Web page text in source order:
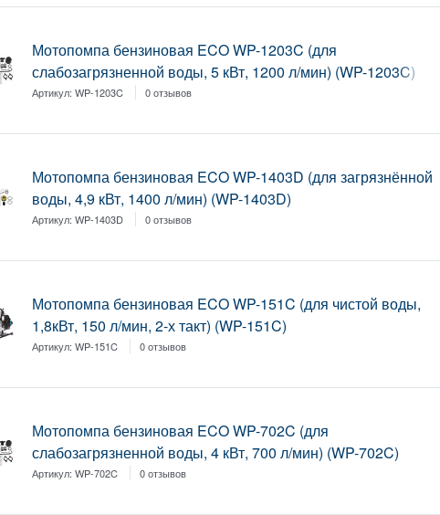
Мотопомпа бензиновая ECO WP-1203C (для
слабозагрязненной воды, 5 кВт, 1200 л/мин) (WP-1203C)
Артикул:WP-1203C 0 отзывов
Мотопомпа бензиновая ECO WP-1403D (для загрязнённой
воды, 4,9 кВт, 1400 л/мин) (WP-1403D)
Артикул:WP-1403D 0 отзывов
Мотопомпа бензиновая ECO WP-151C (для чистой воды,
1,8кВт, 150 л/мин, 2-х такт) (WP-151C)
Артикул:WP-151C 0 отзывов
Мотопомпа бензиновая ECO WP-702C (для
слабозагрязненной воды, 4 кВт, 700 л/мин) (WP-702C)
Артикул:WP-702C 0 отзывов